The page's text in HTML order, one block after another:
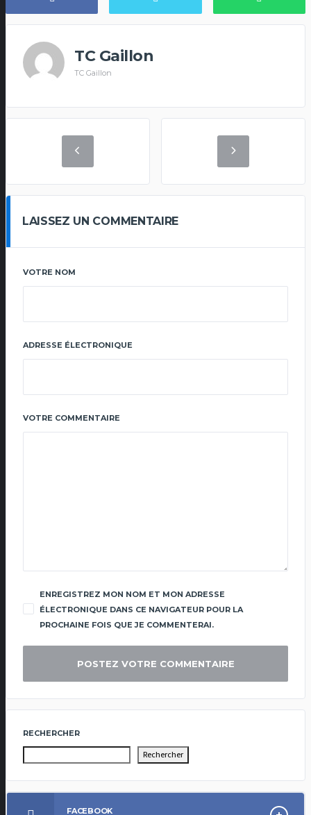
TC Gaillon
TC Gaillon
LAISSEZ UN COMMENTAIRE
VOTRE NOM
ADRESSE ÉLECTRONIQUE
VOTRE COMMENTAIRE
ENREGISTREZ MON NOM ET MON ADRESSE
ÉLECTRONIQUE DANS CE NAVIGATEUR POUR LA
PROCHAINE FOIS QUE JE COMMENTERAI.
RECHERCHER
Rechercher
FACEBOOK